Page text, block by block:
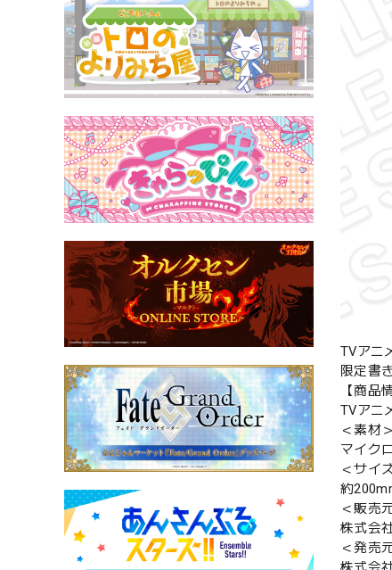
TVアニ
限定書
【商品
TVアニ
＜素材＞
マイク
＜サイ
約
＜販売
株式会
＜発売